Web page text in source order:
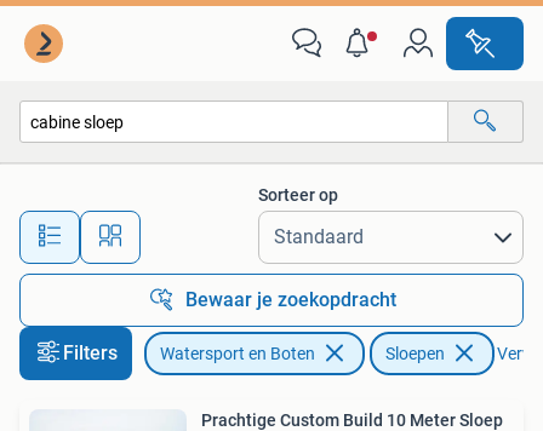
Alle afstanden…
Sorteer op
Bewaar je zoekopdracht
Filters Watersport en Boten Sloepen
Prachtige Custom Build 10 Meter Sloep